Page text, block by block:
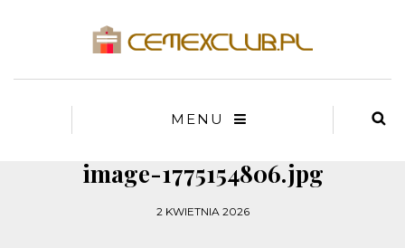
MENU
image-1775154806.jpg
2 KWIETNIA 2026